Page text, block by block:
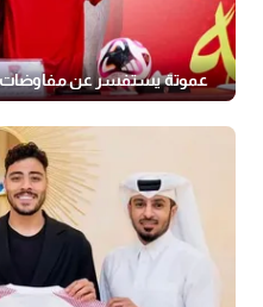
عموتة يستفسر عن مفاوضات